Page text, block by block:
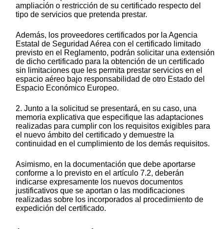
ampliación o restricción de su certificado respecto del
tipo de servicios que pretenda prestar.
Además, los proveedores certificados por la Agencia
Estatal de Seguridad Aérea con el certificado limitado
previsto en el Reglamento, podrán solicitar una extensión
de dicho certificado para la obtención de un certificado
sin limitaciones que les permita prestar servicios en el
espacio aéreo bajo responsabilidad de otro Estado del
Espacio Económico Europeo.
2. Junto a la solicitud se presentará, en su caso, una
memoria explicativa que especifique las adaptaciones
realizadas para cumplir con los requisitos exigibles para
el nuevo ámbito del certificado y demuestre la
continuidad en el cumplimiento de los demás requisitos.
Asimismo, en la documentación que debe aportarse
conforme a lo previsto en el artículo 7.2, deberán
indicarse expresamente los nuevos documentos
justificativos que se aportan o las modificaciones
realizadas sobre los incorporados al procedimiento de
expedición del certificado.